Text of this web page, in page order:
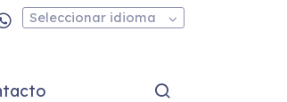
Seleccionar idioma